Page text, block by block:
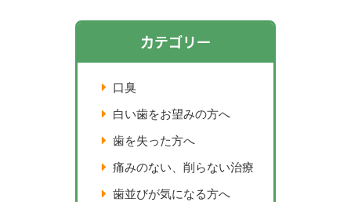
カテゴリー
口臭
白い歯をお望みの方へ
歯を失った方へ
痛みのない、削らない治療
歯並びが気になる方へ